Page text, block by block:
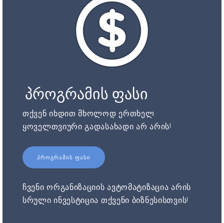
პროგრამის ფასი
თქვენ იხდით მხოლოდ ერთხელ.
ყოველთვიური გადასახადი არ არის!
ᲞᲠᲝᲒᲠᲐᲛᲘᲡ ᲤᲐᲡᲘ
ჩვენი ორგანიზაციის ავტომატიზაცია არის
სრული ინვესტიცია თქვენი ბიზნესისთვის!